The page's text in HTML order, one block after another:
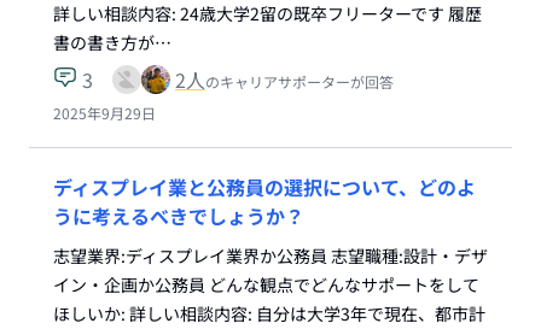
詳しい相談内容: 24歳大学2留の既卒フリーターです 履歴
書の書き方が…
3 2人のキャリアサポーターが回答
2025年9月29日
ディスプレイ業と公務員の選択について、どのよ
うに考えるべきでしょうか？
志望業界:ディスプレイ業界か公務員 志望職種:設計・デザ
イン・企画か公務員 どんな観点でどんなサポートをして
ほしいか: 詳しい相談内容: 自分は大学3年で現在、都市計